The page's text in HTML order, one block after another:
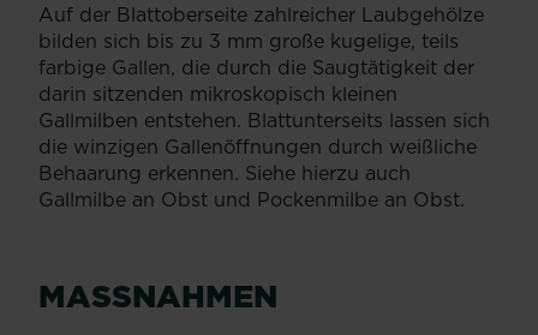
Auf der Blattoberseite zahlreicher Laubgehölze
bilden sich bis zu 3 mm große kugelige, teils
farbige Gallen, die durch die Saugtätigkeit der
darin sitzenden mikroskopisch kleinen
Gallmilben entstehen. Blattunterseits lassen sich
die winzigen Gallenöffnungen durch weißliche
Behaarung erkennen. Siehe hierzu auch
Gallmilbe an Obst und Pockenmilbe an Obst.
MASSNAHMEN